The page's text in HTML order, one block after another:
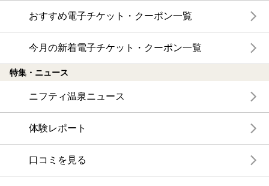
おすすめ電子チケット・クーポン一覧
今月の新着電子チケット・クーポン一覧
特集・ニュース
ニフティ温泉ニュース
体験レポート
口コミを見る